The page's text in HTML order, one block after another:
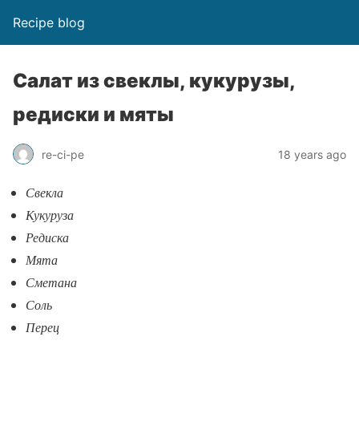
Recipe blog
Салат из свеклы, кукурузы,
редиски и мяты
re-ci-pe 18 years ago
Свекла
Кукуруза
Редиска
Мята
Сметана
Соль
Перец